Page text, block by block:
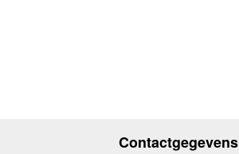
Contactgegevens